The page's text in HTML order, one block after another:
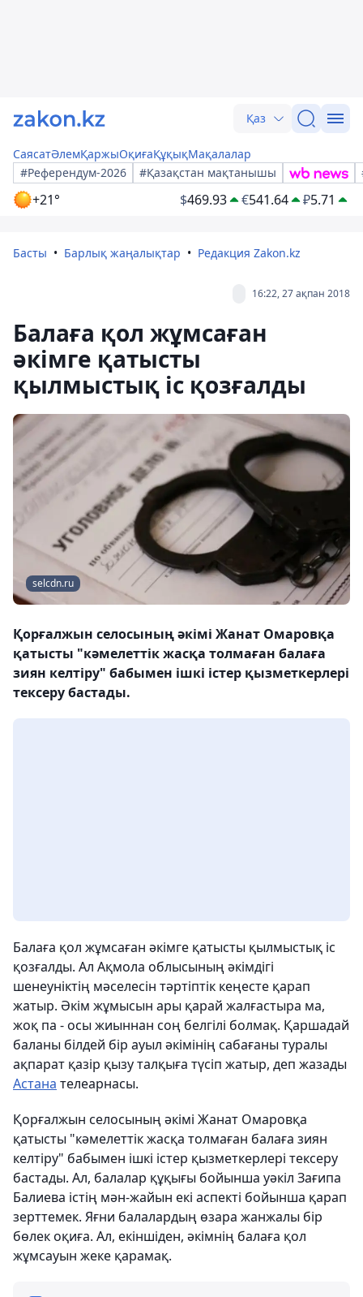
Қаз
СаясатӘлемҚаржыОқиғаҚұқықМақалалар
#Референдум-2026
#Қазақстан мақтанышы
+21° $469.93 €541.64 ₽5.71
Басты Барлық жаңалықтар Редакция Zakon.kz
16:22, 27 ақпан 2018
Балаға қол жұмсаған
әкімге қатысты
қылмыстық іс қозғалды
selcdn.ru
Қорғалжын селосының әкімі Жанат Омаровқа
қатысты "кәмелеттік жасқа толмаған балаға
зиян келтіру" бабымен ішкі істер қызметкерлері
тексеру бастады.
Балаға қол жұмсаған әкімге қатысты қылмыстық іс
қозғалды. Ал Ақмола облысының әкімдігі
шенеуніктің мәселесін тәртіптік кеңесте қарап
жатыр. Әкім жұмысын ары қарай жалғастыра ма,
жоқ па - осы жиыннан соң белгілі болмақ. Қаршадай
баланы білдей бір ауыл әкімінің сабағаны туралы
ақпарат қазір қызу талқыға түсіп жатыр, деп жазады
Астана телеарнасы.
Қорғалжын селосының әкімі Жанат Омаровқа
қатысты "кәмелеттік жасқа толмаған балаға зиян
келтіру" бабымен ішкі істер қызметкерлері тексеру
бастады. Ал, балалар құқығы бойынша уәкіл Зағипа
Балиева істің мән-жайын екі аспекті бойынша қарап
зерттемек. Яғни балалардың өзара жанжалы бір
бөлек оқиға. Ал, екіншіден, әкімнің балаға қол
жұмсауын жеке қарамақ.